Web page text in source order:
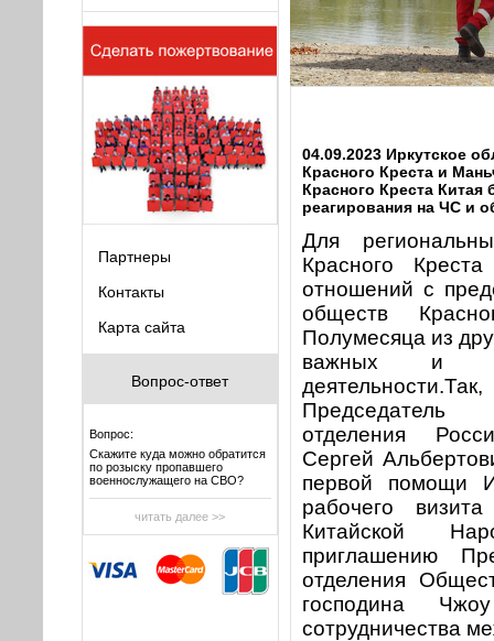
Партнеры
Контакты
Карта сайта
Вопрос-ответ
Вопрос:
Скажите куда можно обратится
по розыску пропавшего
военнослужащего на СВО?
читать далее >>
04.09.2023 Иркутское
Красного Креста и
Красного Креста Китая
реагирования на ЧС и
Для
Красного
отношений с
обществ
Полумесяца из
важных и
Председатель
отделения
Сергей
первой помощи
рабочего
Китайской
приглашению
отделения
господина
сотрудничества